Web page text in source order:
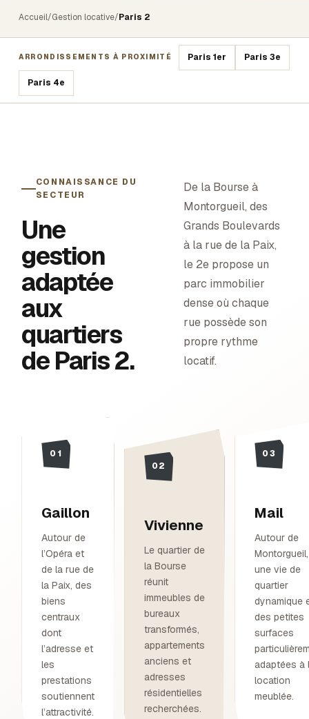
Accueil/Gestion locative/Paris 2
ARRONDISSEMENTS À PROXIMITÉ Paris 1er Paris 3e
Paris 4e
CONNAISSANCE DU
SECTEUR
Une
gestion
adaptée
aux
quartiers
deParis 2.
De la Bourse à
Montorgueil, des
Grands Boulevards
à la rue de la Paix,
le 2e propose un
parc immobilier
dense où chaque
rue possède son
propre rythme
locatif.
01
Gaillon
Autour de
l’Opéra et
de la rue de
la Paix, des
biens
centraux
dont
l’adresse et
les
prestations
soutiennent
l’attractivité.
02
Vivienne
Le quartier de
la Bourse
réunit
immeubles de
bureaux
transformés,
appartements
anciens et
adresses
résidentielles
recherchées.
03
Mail
Autour de
Montorgueil,
une vie de
quartier
dynamique
des petites
surfaces
adaptées à
location
meublée.